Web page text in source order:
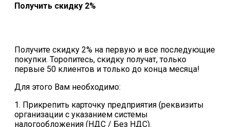
Получить скидку 2%
Получите скидку 2% на первую и все последующие
покупки. Торопитесь, скидку получат, только
первые 50 клиентов и только до конца месяца!
Для этого Вам необходимо:
1. Прикрепить карточку предприятия (реквизиты
организации с указанием системы
налогообложения (НДС / Без НДС).